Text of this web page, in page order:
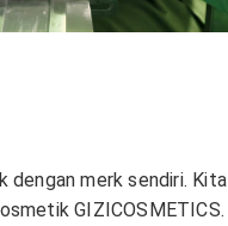
dengan merk sendiri. Kita
GIZICOSMETICS.